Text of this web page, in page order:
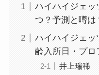
ハイハイジェッ
つ？予測と噂は
ハイハイジェ
齢入所日・プロ
井上瑞稀